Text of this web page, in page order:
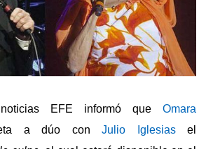
EFE informó que Omara
a dúo conJulio Iglesiasel